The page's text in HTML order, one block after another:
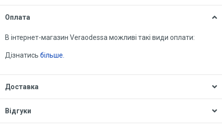
Оплата
В інтернет-магазин Veraodessa можливі такі види оплати:
Дізнатись більше.
Доставка
Відгуки